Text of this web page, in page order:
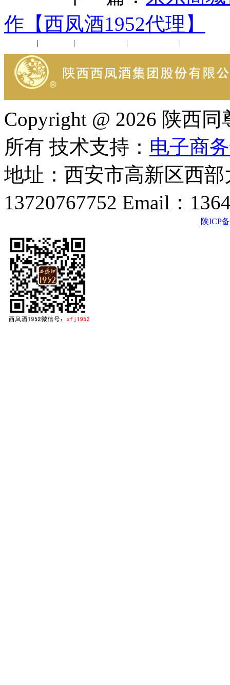
作【西凤酒1952代理】
| | | |
Copyright @ 2026 陕西
所有 技术支持： 电子商
地址：西安市高新区西
13720767752 Email：
陕ICP